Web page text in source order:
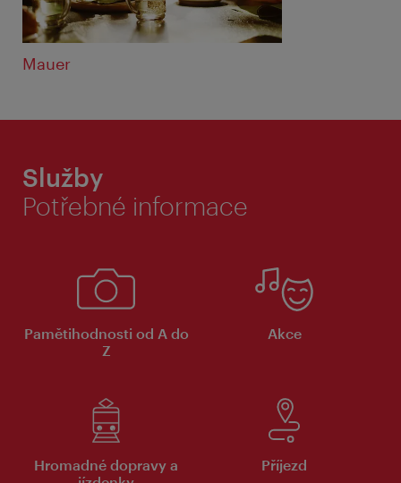
Mauer
Služby
Potřebné informace
Pamětihodnosti od A do
Z
Akce
Hromadné dopravy a
Příjezd